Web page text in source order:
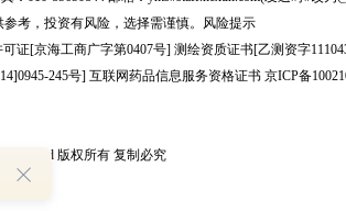
考，投资有风险，选择需谨慎。
风险提示
证[京海工商广字第0407号] 测绘资质证书[乙测资字
245号] 互联网药品信息服务资格证书 京ICP备
版权所有 复制必究